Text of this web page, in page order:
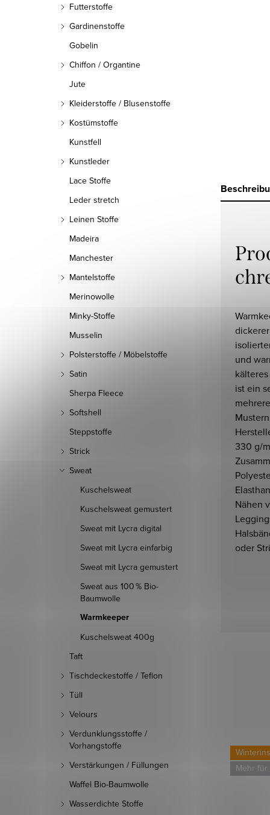
Futterstoffe
Gardinenstoffe
Gobelin
Chiffon / Organtine
Jute
Kleiderstoffe / Blusenstoffe
Kostümstoffe
Kunstfell
Kunstleder
Lace Stoffe
Leder stretch
Leinen Stoffe
Madeira
Manchester
Mantelstoffe
Merinowolle
Minky-Stoffe
Musselin
Polsterstoffe / Möbelstoffe
Satin
Sherpa Fleece
Softshell
Steppstoffe
Strick
Sweat
Kuschelsweat
Kuschelsweat gemustert
Sweat mit Lycra digital
Sweat mit Lycra einfarbig
Sweat mit Lycra gemustert
Sweat aus 100 % Bio-
Baumwolle
Warmkeeper
Kuschelsweat 400g
Taft
Tischdeckestoffe / Teflon
Tüll
Velours
Verdunklungsstoffe /
Vorhangstoffe
Verstärkungen / Füllungen
Waffel Bio-Baumwolle
Wasserdichte Stoffe
und
ist ein
330 g/
Nähen
oder
Mehr für weniger
Mehr für